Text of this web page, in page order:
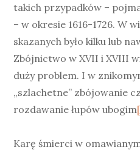
takich przypadków –
– w okresie 1616-1726. W
skazanych było kilku lub
Zbójnictwo w XVII i XVIII
duży problem. I w
„szlachetne” zbójowanie
rozdawanie łupów ubogim
Karę śmierci w